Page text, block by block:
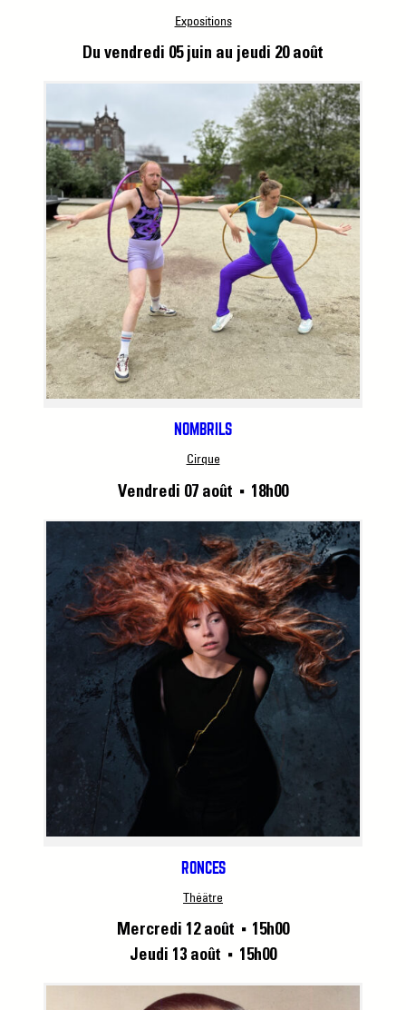
Expositions
Du vendredi 05 juin au jeudi 20 août
NOMBRILS
Cirque
Vendredi 07 août ■ 18h00
RONCES
Théâtre
Mercredi 12 août ■
15h00
Jeudi 13 août
■ 15h00